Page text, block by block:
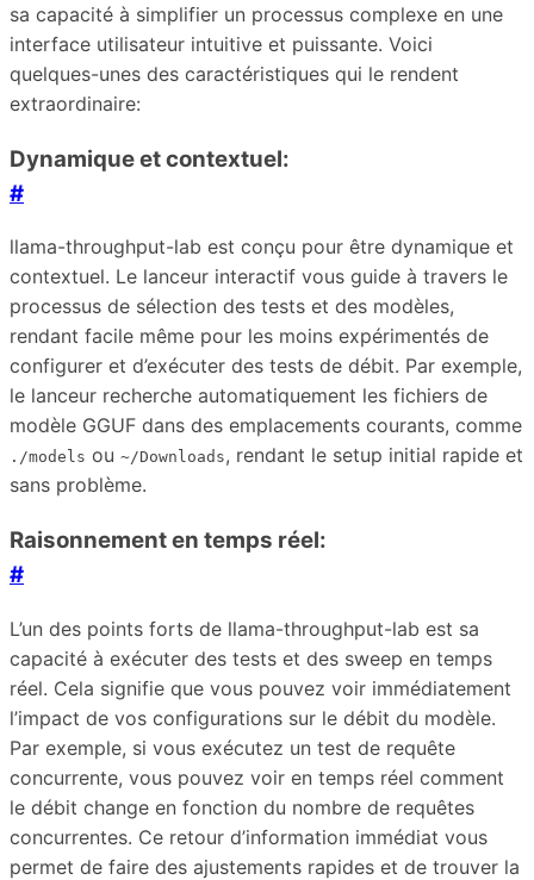
sa capacité à simplifier un processus complexe en une
interface utilisateur intuitive et puissante. Voici
quelques-unes des caractéristiques qui le rendent
extraordinaire:
Dynamique et contextuel:
#
llama-throughput-lab est conçu pour être dynamique et
contextuel. Le lanceur interactif vous guide à travers le
processus de sélection des tests et des modèles,
rendant facile même pour les moins expérimentés de
configurer et d’exécuter des tests de débit. Par exemple,
le lanceur recherche automatiquement les fichiers de
modèle GGUF dans des emplacements courants, comme
./models ou ~/Downloads, rendant le setup initial rapide et
sans problème.
Raisonnement en temps réel:
#
L’un des points forts de llama-throughput-lab est sa
capacité à exécuter des tests et des sweep en temps
réel. Cela signifie que vous pouvez voir immédiatement
l’impact de vos configurations sur le débit du modèle.
Par exemple, si vous exécutez un test de requête
concurrente, vous pouvez voir en temps réel comment
le débit change en fonction du nombre de requêtes
concurrentes. Ce retour d’information immédiat vous
permet de faire des ajustements rapides et de trouver la